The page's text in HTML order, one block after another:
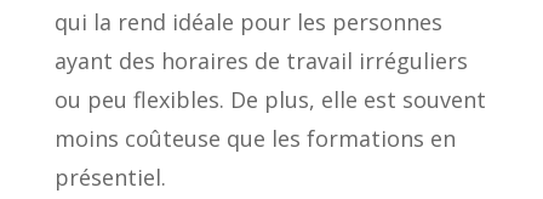
qui la rend idéale pour les personnes
ayant des horaires de travail irréguliers
ou peu flexibles. De plus, elle est souvent
moins coûteuse que les formations en
présentiel.